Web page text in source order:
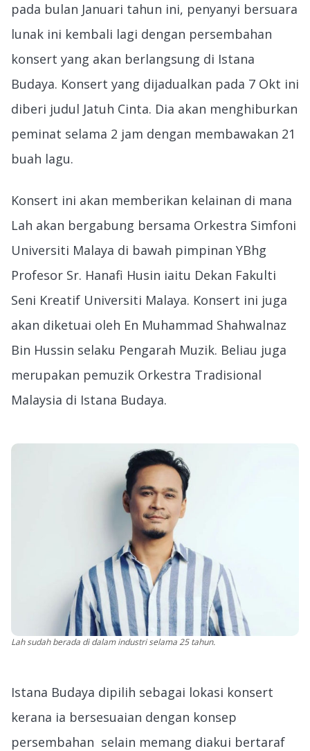
pada bulan Januari tahun ini, penyanyi bersuara
lunak ini kembali lagi dengan persembahan
konsert yang akan berlangsung di Istana
Budaya. Konsert yang dijadualkan pada 7 Okt ini
diberi judul Jatuh Cinta. Dia akan menghiburkan
peminat selama 2 jam dengan membawakan 21
buah lagu.
Konsert ini akan memberikan kelainan di mana
Lah akan bergabung bersama Orkestra Simfoni
Universiti Malaya di bawah pimpinan YBhg
Profesor Sr. Hanafi Husin iaitu Dekan Fakulti
Seni Kreatif Universiti Malaya. Konsert ini juga
akan diketuai oleh En Muhammad Shahwalnaz
Bin Hussin selaku Pengarah Muzik. Beliau juga
merupakan pemuzik Orkestra Tradisional
Malaysia di Istana Budaya.
Lahsudah berada di dalam industri selama 25 tahun.
Istana Budaya dipilih sebagai lokasi konsert
kerana ia bersesuaian dengan konsep
persembahan selain memang diakui bertaraf